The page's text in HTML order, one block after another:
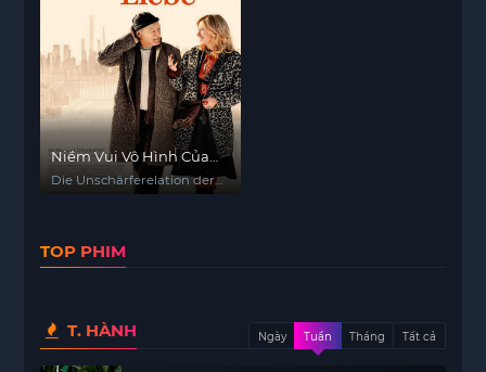
Niềm Vui Vô Hình Của
Tình Yêu
Die Unschärferelation der
TOP PHIM
T. HÀNH Ngày Tuần Tháng Tất cả